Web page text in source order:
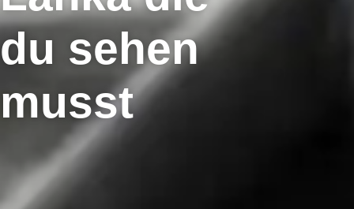
du sehen
musst